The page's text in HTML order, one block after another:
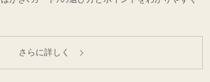
さらに詳しく